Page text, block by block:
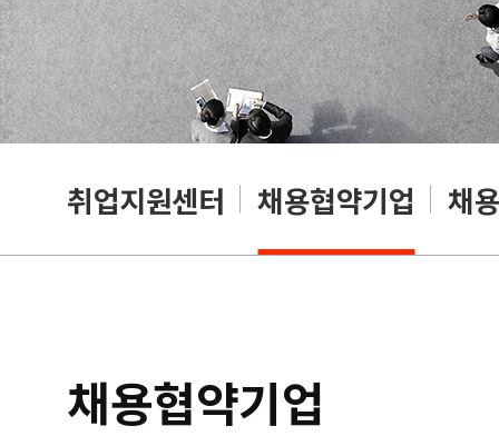
취업지원센터 채용협약기업 채
채용협약기업